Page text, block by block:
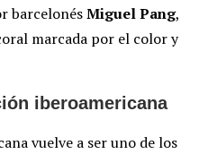
barcelonésMiguel Pang,
marcada por el color y
iberoamericana
vuelve a ser uno de los